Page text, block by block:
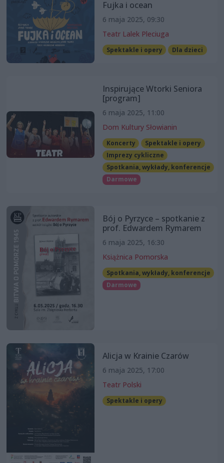
Fujka i ocean
6 maja 2025, 09:30
Teatr Lalek Pleciuga
Spektakle i opery Dla dzieci
Inspirujące Wtorki Seniora
[program]
6 maja 2025, 11:00
Dom Kultury Słowianin
Koncerty
Spektakle i opery
Imprezy cykliczne
Spotkania, wykłady, konferencje
Darmowe
Bój o Pyrzyce – spotkanie z
prof. Edwardem Rymarem
6 maja 2025, 16:30
Książnica Pomorska
Spotkania, wykłady, konferencje
Darmowe
Alicja w Krainie Czarów
6 maja 2025, 17:00
Teatr Polski
Spektakle i opery